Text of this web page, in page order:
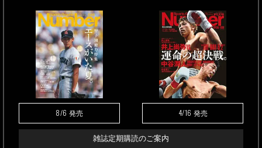
8/6 発売 4/16 発売
雑誌定期購読のご案内